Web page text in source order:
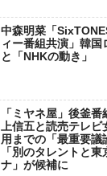
中森明菜「
ィー番組共演」韓国
と「NHKの動き」
「ミヤネ屋」後釜
上信五と読売テレビ
用までの「最重要議
「別のタレントと
ナ」が候補に